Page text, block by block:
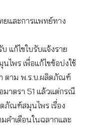
ยและการแพทย์ทาง
แก้ไขใบรับแจ้งราย
ไพร เพื่อแก้ไขข้อบ่งใช้
ตาม พ.ร.บ.ผลิตภัณฑ์
าตรา 51 แล้วแต่กรณี
ภัณฑ์สมุนไพร เรื่อง
คำเตือนในฉลากและ